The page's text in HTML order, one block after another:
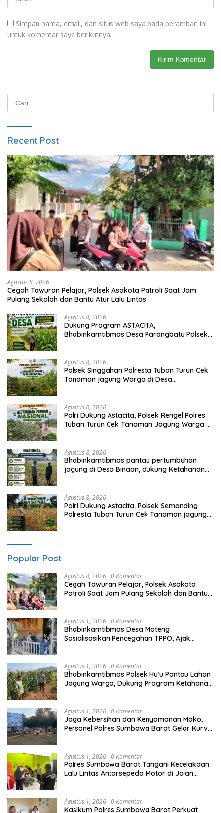
Simpan nama, email, dan situs web saya pada peramban ini
untuk komentar saya berikutnya.
Cari
untuk:
Recent Post
Agustus 8, 2026
Cegah Tawuran Pelajar, Polsek Asakota Patroli Saat Jam
Pulang Sekolah dan Bantu Atur Lalu Lintas
Agustus 8, 2026
Dukung Program ASTACITA,
Bhabinkamtibmas Desa Parangbatu Polsek
Parangbatu Kec. Parengan
Agustus 8, 2026
Polsek Singgahan Polresta Tuban Turun Cek
Tanaman jagung Warga di Desa
Agustus 8, 2026
Polri Dukung Astacita, Polsek Rengel Polres
Tuban Turun Cek Tanaman Jagung Warga di
Agustus 8, 2026
Bhabinkamtibmas pantau pertumbuhan
jagung di Desa Binaan, dukung Ketahanan
Agustus 8, 2026
Polri Dukung Astacita, Polsek Semanding
Polresta Tuban Turun Cek Tanaman jagung
Popular Post
Agustus 8, 2026 0 Komentar
Cegah Tawuran Pelajar, Polsek Asakota
Patroli Saat Jam Pulang Sekolah dan Bantu
Agustus 1, 2026 0 Komentar
Bhabinkamtibmas Desa Moteng
Sosialisasikan Pencegahan TPPO, Ajak
Agustus 1, 2026 0 Komentar
Bhabinkamtibmas Polsek Hu’u Pantau Lahan
Jagung Warga, Dukung Program Ketahanan
Agustus 1, 2026 0 Komentar
Jaga Kebersihan dan Kenyamanan Mako,
Personel Polres Sumbawa Barat Gelar Kurve
Agustus 1, 2026 0 Komentar
Polres Sumbawa Barat Tangani Kecelakaan
Lalu Lintas Antarsepeda Motor di Jalan
Agustus 1, 2026 0 Komentar
Kasikum Polres Sumbawa Barat Perkuat